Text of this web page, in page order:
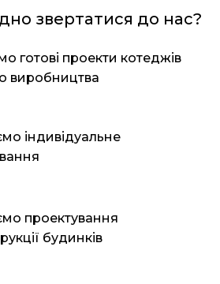
звертатися до нас?
готові проекти котеджів
виробництва
індивідуальне
проектування
будинків